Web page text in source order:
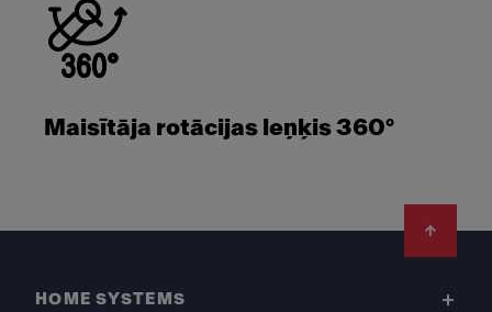
Maisītāja rotācijas leņķis 360°
HOME SYSTEMS